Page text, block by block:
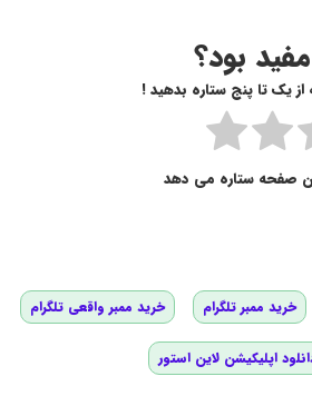
بود؟
یک تا پنج ستاره بدهید !
صفحه ستاره می دهد
خرید ممبر تلگرام خرید ممبر واقعی تلگرام
اپلیکیشن لاین استور